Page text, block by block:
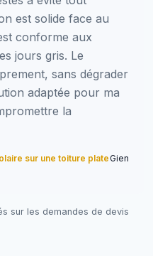
est solide face au
conforme aux
jours gris. Le
sans dégrader
adaptée pour ma
la
sur une toiture plateGien
sur les demandes de devis